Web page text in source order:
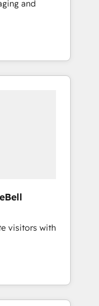
and
visitors with